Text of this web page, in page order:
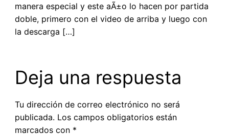
manera especial y este aÃ±o lo hacen por partida
doble, primero con el video de arriba y luego con
la descarga […]
Deja una respuesta
Tu dirección de correo electrónico no será
publicada. Los campos obligatorios están
marcados con *